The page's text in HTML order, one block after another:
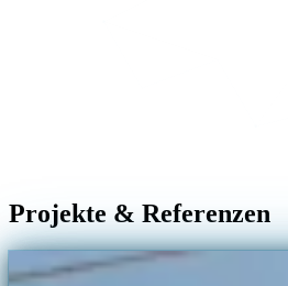
Projekte & Referenzen